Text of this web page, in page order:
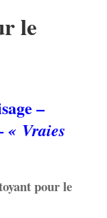
le
–
« Vraies
pour le